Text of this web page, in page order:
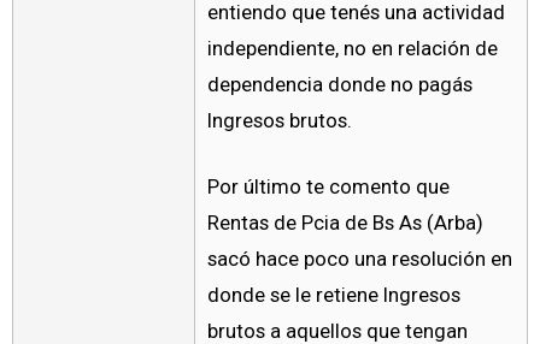
entiendo que tenés una actividad
independiente, no en relación de
dependencia donde no pagás
Ingresos brutos.
Por último te comento que
Rentas de Pcia de Bs As (Arba)
sacó hace poco una resolución en
donde se le retiene Ingresos
brutos a aquellos que tengan